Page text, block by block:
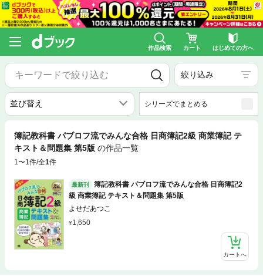
作品検索 カート はじめての方へ
絞り込み
シリーズでまとめる
簿記教科書 パブロフ流でみんな合格 日商簿記2級 商業簿記 テ
キスト＆問題集 第5版 の作品一覧
1〜1件/全1件
最新刊
簿記教科書 パブロフ流でみんな合格 日商簿記2
級 商業簿記 テキスト＆問題集 第5版
よせだあつこ
1,650
カートへ